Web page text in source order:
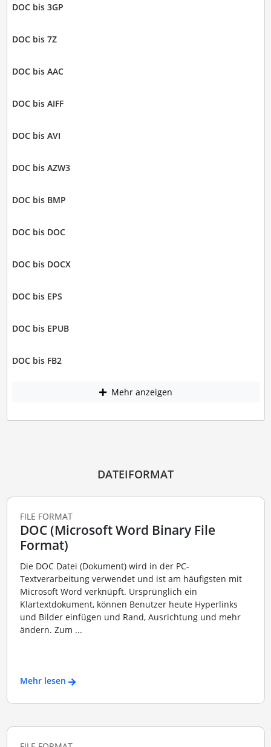
DOC bis 3GP
DOC bis 7Z
DOC bis AAC
DOC bis AIFF
DOC bis AVI
DOC bis AZW3
DOC bis BMP
DOC bis DOC
DOC bis DOCX
DOC bis EPS
DOC bis EPUB
DOC bis FB2
Mehr anzeigen
DATEIFORMAT
FILE FORMAT
DOC (Microsoft Word Binary File
Format)
Die DOC Datei (Dokument) wird in der PC-
Textverarbeitung verwendet und ist am häufigsten mit
Microsoft Word verknüpft. Ursprünglich ein
Klartextdokument, können Benutzer heute Hyperlinks
und Bilder einfügen und Rand, Ausrichtung und mehr
ändern. Zum ...
Mehr lesen